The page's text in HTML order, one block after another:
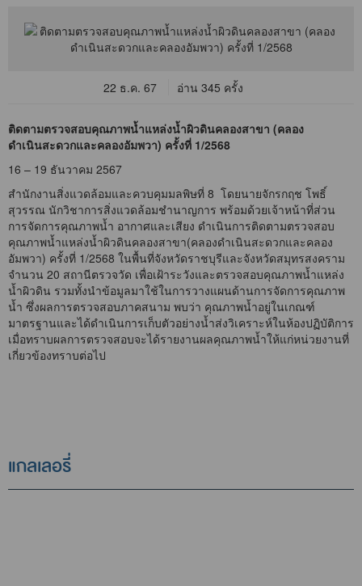
22 ธ.ค. 67 อ่าน 345 ครั้ง
ติดตามตรวจสอบคุณภาพน้ำแหล่งน้ำผิวดินคลองสาขา (คลอง
ดำเนินสะดวกและคลองอัมพวา) ครั้งที่ 1/2568
16 – 19 ธันวาคม 2567
สำนักงานสิ่งแวดล้อมและควบคุมมลพิษที่ 8 โดยนายจักรกฤช โพธิ์
สุวรรณ นักวิชาการสิ่งแวดล้อมชำนาญการ พร้อมด้วยเจ้าหน้าที่ส่วน
การจัดการคุณภาพน้ำ อากาศและเสียง ดำเนินการติดตามตรวจสอบ
คุณภาพน้ำแหล่งน้ำผิวดินคลองสาขา(คลองดำเนินสะดวกและคลอง
อัมพวา) ครั้งที่ 1/2568 ในพื้นที่จังหวัดราชบุรีและจังหวัดสมุทรสงคราม
จำนวน 20 สถานีตรวจวัด เพื่อเฝ้าระวังและตรวจสอบคุณภาพน้ำแหล่ง
น้ำผิวดิน รวมทั้งนำข้อมูลมาใช้ในการวางแผนด้านการจัดการคุณภาพ
น้ำ ซึ่งผลการตรวจสอบภาคสนาม พบว่า คุณภาพน้ำอยู่ในเกณฑ์
มาตรฐานและได้ดำเนินการเก็บตัวอย่างน้ำส่งวิเคราะห์ในห้องปฏิบัติการ
เมื่อทราบผลการตรวจสอบจะได้รายงานผลคุณภาพน้ำให้แก่หน่วยงานที่
เกี่ยวข้องทราบต่อไป
แกลเลอรี่